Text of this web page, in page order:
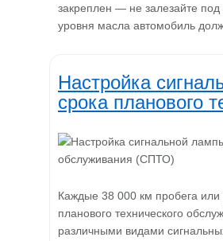
закреплен — не залезайте
уровня масла автомобиль
Настройка
срока планового
Каждые 38 000 км пробега
планового технического
различными видами